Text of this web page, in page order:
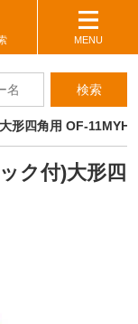
MENU
検索
形四角用 OF-11MYHN
ク付)大形四